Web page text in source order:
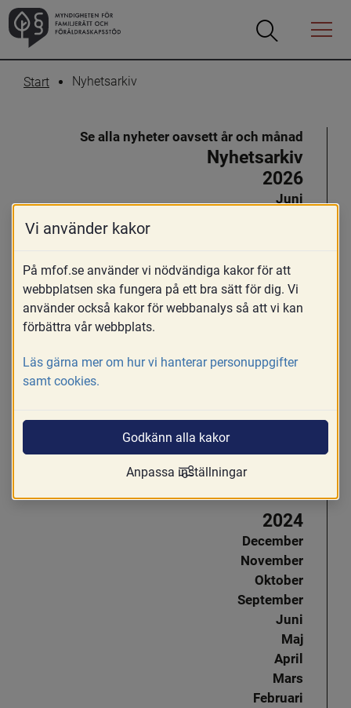
Öppna
Öppna
Menyn
Start Nyhetsarkiv
Se alla nyheter oavsett år och månad
Nyhetsarkiv
2026
Juni
Februari
2025
Oktober
2024
December
November
Oktober
September
Juni
Maj
April
Mars
Februari
Vi använder kakor
På mfof.se använder vi nödvändiga kakor för att
webbplatsen ska fungera på ett bra sätt för dig. Vi
använder också kakor för webbanalys så att vi kan
förbättra vår webbplats.
Läs gärna mer om hur vi hanterar personuppgifter
samt cookies.
Godkänn alla kakor
Anpassa inställningar